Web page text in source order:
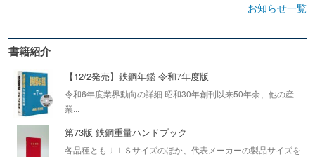
お知らせ一覧
書籍紹介
【12/2発売】鉄鋼年鑑 令和7年度版
令和6年度業界動向の詳細 昭和30年創刊以来50年余、他の産
業...
第73版 鉄鋼重量ハンドブック
各品種ともＪＩＳサイズのほか、代表メーカーの製品サイズを